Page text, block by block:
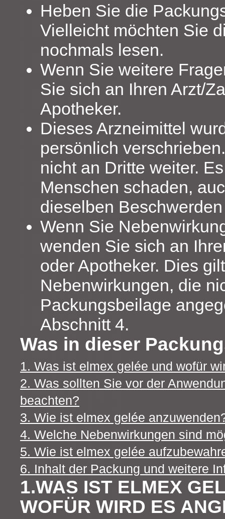
Heben Sie die
Vielleicht möchten Sie
nochmals lesen.
Wenn Sie weitere
Sie sich an Ihren Arzt/
Apotheker.
Dieses Arzneimittel
persönlich
nicht an Dritte weiter.
Menschen schaden,
dieselben
Wenn Sie
wenden Sie sich an
oder Apotheker. Dies
Nebenwirkungen, die
Packungsbeilage
Abschnitt 4.
Was in dieser
1. Was ist elmex gelée und wofür
2. Was sollten Sie vor der
beachten?
3. Wie ist elmex gelée
4. Welche Nebenwirkungen sind
5. Wie ist elmex gelée
6. Inhalt der Packung und weitere
1.WAS IST ELMEX
WOFÜR WIRD ES